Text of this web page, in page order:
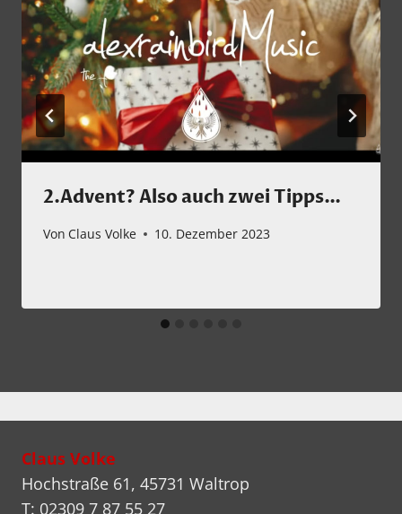
2.Advent? Also auch zwei Tipps…
Von Claus Volke 10. Dezember 2023
Claus Volke
Hochstraße 61, 45731 Waltrop
T: 02309 7 87 55 27